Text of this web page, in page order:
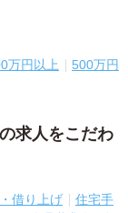
万円以上
500万円
求人をこだわ
借り上げ
住宅手